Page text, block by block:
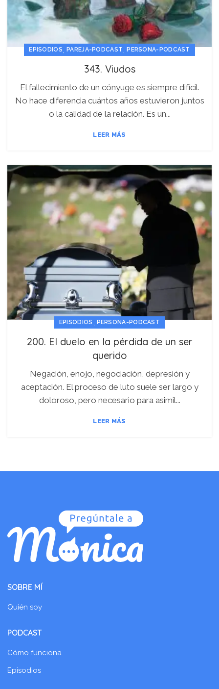
EPISODIOS, PAREJA-PODCAST,PERSONA-PODCAST
343. Viudos
El fallecimiento de un cónyuge es siempre difícil.
No hace diferencia cuántos años estuvieron juntos
o la calidad de la relación. Es un...
LEER MÁS
EPISODIOS PERSONA-PODCAST
200. El duelo en la pérdida de un ser
querido
Negación, enojo, negociación, depresión y
aceptación. El proceso de luto suele ser largo y
doloroso, pero necesario para asimil...
LEER MÁS
SOBRE MÍ
Quién soy
PODCAST
Cómo funciona
Episodios